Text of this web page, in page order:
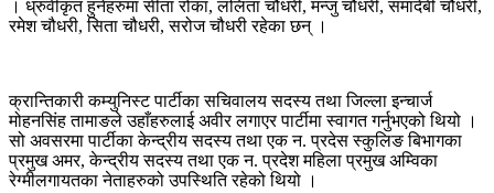
। ध्रुवीकृत हुनेहरुमा सीता रोका, ललिता चौधरी, मन्जु चौधरी, समादेबी चौधरी,
रमेश चौधरी, सिता चौधरी, सरोज चौधरी रहेका छन् ।
क्रान्तिकारी कम्युनिस्ट पार्टीका सचिवालय सदस्य तथा जिल्ला इन्चार्ज
मोहनसिंह तामाङले उहाँहरुलाई अवीर लगाएर पार्टीमा स्वागत गर्नुभएको थियो ।
सो अवसरमा पार्टीका केन्द्रीय सदस्य तथा एक न. प्रदेस स्कुलिङ बिभागका
प्रमुख अमर, केन्द्रीय सदस्य तथा एक न. प्रदेश महिला प्रमुख अम्विका
रेग्मीलगायतका नेताहरुको उपस्थिति रहेको थियो ।